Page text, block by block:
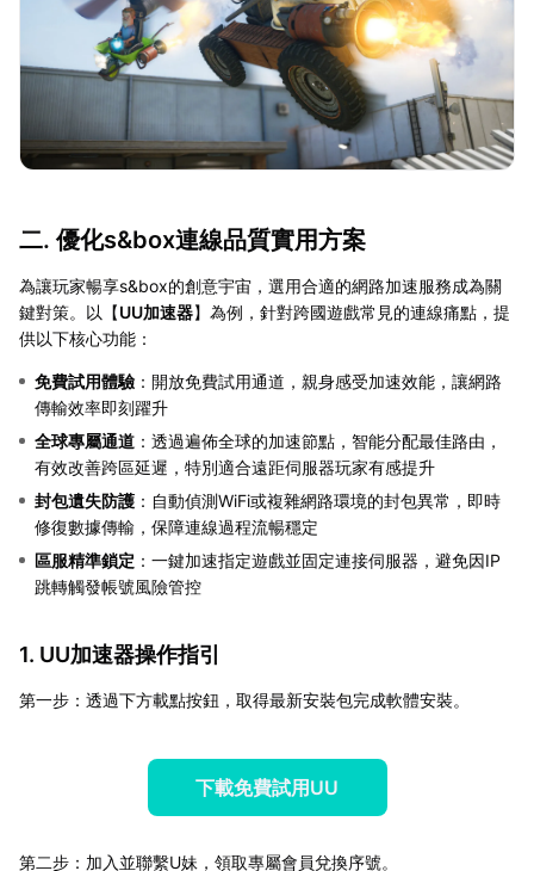
二. 優化s&box連線品質實用方案
為讓玩家暢享s&box的創意宇宙，選用合適的網路加速服務成為關
鍵對策。以【UU加速器】為例，針對跨國遊戲常見的連線痛點，提
供以下核心功能：
免費試用體驗 ：開放免費試用通道，親身感受加速效能，讓網路
傳輸效率即刻躍升
全球專屬通道 ：透過遍佈全球的加速節點，智能分配最佳路由，
有效改善跨區延遲，特別適合遠距伺服器玩家有感提升
封包遺失防護 ：自動偵測WiFi或複雜網路環境的封包異常，即時
修復數據傳輸，保障連線過程流暢穩定
區服精準鎖定 ：一鍵加速指定遊戲並固定連接伺服器，避免因IP
跳轉觸發帳號風險管控
1. UU加速器操作指引
第一步：透過下方載點按鈕，取得最新安裝包完成軟體安裝。
下載免費試用UU
第二步：加入並聯繫U妹，領取專屬會員兌換序號。